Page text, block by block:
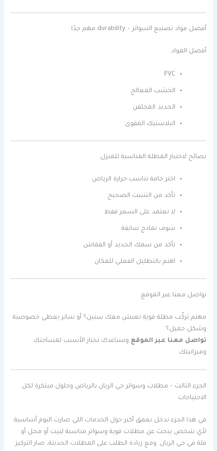
أفضل مواد تصنيع السواتر – durability مهم جدًا
أفضل المواد:
PVC
الخشب المعالج
الحديد المجلفن
البلاستيك المقوى
نصائح لاختيار المظلة المناسبة للمنزل
اختر خامة تناسب حرارة الرياض
تأكد من التثبيت الصحيح
لا تعتمد على السعر فقط
شوف نماذج سابقة
تأكد من سمك الحديد أو القماش
اهتم بالتظليل الفعلي للمكان
تواصل معنا عبر الموقع
مهتم تركّب مظلة قوية تعيش معك سنين؟ أو ساتر يعطي خصوصية
وشكل جميل؟
تواصل معنا عبر الموقع ونساعدك تختار الأنسب لمساحتك
وميزانيتك.
الجزء الثالث – مظلات وسواتر حي الريان بالرياض وحلول مبتكرة لكل
الاحتياجات
في هذا الجزء ندخل بعمق أكبر حول الخدمات اللي صارت اليوم أساسية
لأي شخص يبحث عن مظلات قوية وسواتر مناسبة لبيت أو محل أو
فلة في حي الريان. ومع زيادة الطلب على المظلات الحديثة، صار التركيز